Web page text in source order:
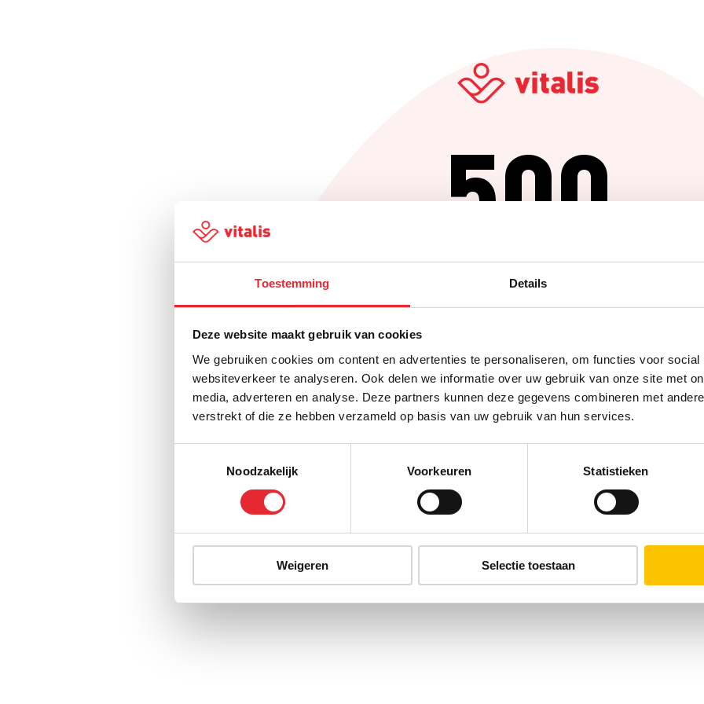
Toestemming Details
Deze website maakt gebruik van cookies
We gebruiken cookies om content en advertenties te personaliseren, om functies voor
websiteverkeer te analyseren. Ook delen we informatie over uw gebruik van onze site met
media, adverteren en analyse. Deze partners kunnen deze gegevens combineren met
verstrekt of die ze hebben verzameld op basis van uw gebruik van hun services.
Noodzakelijk
Voorkeuren Statistieken
Weigeren Selectie toestaan
500
Er is iets fout gegaan
Probeer het later opnieuw of ga terug naar de homepagina.
Home